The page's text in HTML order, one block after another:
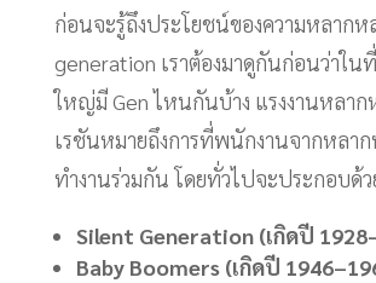
ก่อนจะรู้ถึงประโยชน์ของความหลากห
generation เราต้องมาดูกันก่อนว่าใน
ใหญ่มี Gen ไหนกันบ้าง แรงงานหลาก
เรชันหมายถึงการที่พนักงานจากหลาก
ทำงานร่วมกัน โดยทั่วไปจะประกอบด้ว
Silent Generation (เกิดปี
Baby Boomers (เกิดปี